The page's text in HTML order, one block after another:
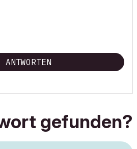
ANTWORTEN
gefunden?